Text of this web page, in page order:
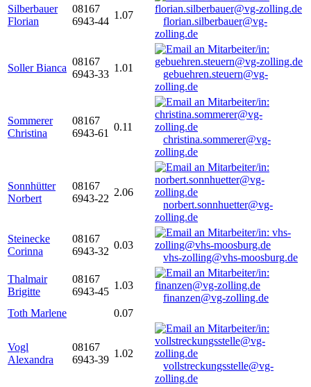
Silberbauer
Florian
08167
6943-44
1.07
florian.silberbauer@vg-
zolling.de
Soller Bianca
08167
6943-33
1.01
gebuehren.steuern@vg-
zolling.de
Sommerer
Christina
08167
6943-61
0.11
christina.sommerer@vg-
zolling.de
Sonnhütter
Norbert
08167
6943-22
2.06
norbert.sonnhuetter@vg-
zolling.de
Steinecke
Corinna
08167
6943-32
0.03
vhs-zolling@vhs-moosburg.de
Thalmair
Brigitte
08167
6943-45
1.03
finanzen@vg-zolling.de
Toth Marlene
0.07
Vogl
Alexandra
08167
6943-39
1.02
vollstreckungsstelle@vg-
zolling.de